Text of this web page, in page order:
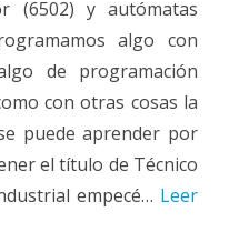
FP
(6502) y autómatas
algo con
de programación
con otras cosas la
puede aprender por
el título de Técnico
empecé… Leer